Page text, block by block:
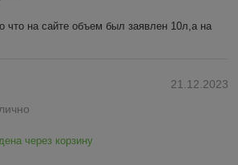
что на сайте объем был заявлен 10л,а на
21.12.2023
через корзину